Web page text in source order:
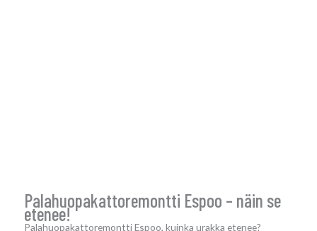
Palahuopakattoremontti Espoo – näin se
etenee!
Palahuopakattoremontti Espoo, kuinka urakka etenee?